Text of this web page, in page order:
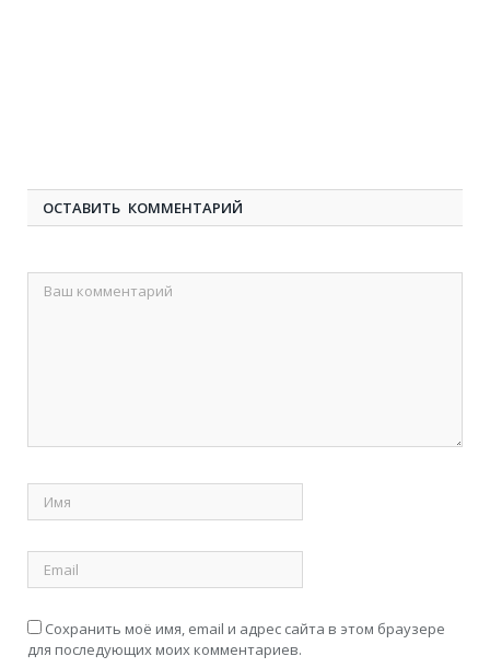
ОСТАВИТЬ КОММЕНТАРИЙ
Сохранить моё имя, email и адрес сайта в этом браузере
для последующих моих комментариев.